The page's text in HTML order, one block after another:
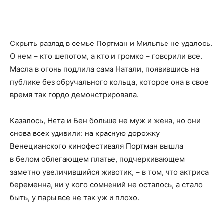
Скрыть разлад в семье Портман и Мильпье не удалось.
О нем – кто шепотом, а кто и громко – говорили все.
Масла в огонь подлила сама Натали, появившись на
публике без обручального кольца, которое она в свое
время так гордо демонстрировала.
Казалось, Нета и Бен больше не муж и жена, но они
снова всех удивили: на красную дорожку
Венецианского кинофестиваля Портман вышла
в белом облегающем платье, подчеркивающем
заметно увеличившийся животик, – в том, что актриса
беременна, ни у кого сомнений не осталось, а стало
быть, у пары все не так уж и плохо.